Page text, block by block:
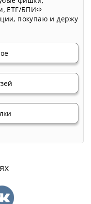
, ETF/БПИФ
, покупаю и держу